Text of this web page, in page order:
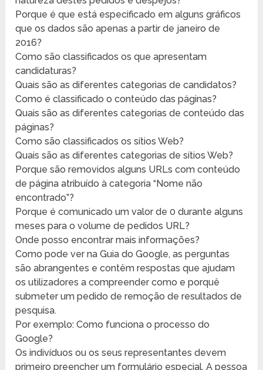
Porque é que está especificado em alguns gráficos
que os dados são apenas a partir de janeiro de
2016?
Como são classificados os que apresentam
candidaturas?
Quais são as diferentes categorias de candidatos?
Como é classificado o conteúdo das páginas?
Quais são as diferentes categorias de conteúdo das
páginas?
Como são classificados os sítios Web?
Quais são as diferentes categorias de sítios Web?
Porque são removidos alguns URLs com conteúdo
de página atribuído à categoria “Nome não
encontrado”?
Porque é comunicado um valor de 0 durante alguns
meses para o volume de pedidos URL?
Onde posso encontrar mais informações?
Como pode ver na Guia do Google, as perguntas
são abrangentes e contêm respostas que ajudam
os utilizadores a compreender como e porquê
submeter um pedido de remoção de resultados de
pesquisa.
Por exemplo: Como funciona o processo do
Google?
Os indivíduos ou os seus representantes devem
primeiro preencher um formulário especial. A pessoa